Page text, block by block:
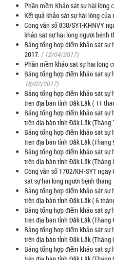
Phần mềm Khảo sát sự hài lòng
Kết quả khảo sát sự hài lòng
Công văn số 838/SYT-KHNVY
khảo sát sự hài lòng người bệnh
Bảng tổng hợp điểm khảo sát
2017. ( 12/04/2017)
Phần mềm khảo sát sự hài lòng
Bảng tổng hợp điểm khảo sát
18/02/2017)
Bảng tổng hợp điểm khảo sát sự
trên địa bàn tỉnh Đắk Lắk ( 11
Bảng tổng hợp điểm khảo sát sự
trên địa bàn tỉnh Đắk Lắk (Tháng
Bảng tổng hợp điểm khảo sát sự
trên địa bàn tỉnh Đắk Lắk (Tháng
Bảng tổng hợp điểm khảo sát sự
trên địa bàn tỉnh Đắk Lắk (Tháng
Công văn số 1702/KH-SYT
sát sự hài lòng người bệnh tháng
Bảng tổng hợp điểm khảo sát sự
trên địa bàn tỉnh Đắk Lắk ( 6
Bảng tổng hợp điểm khảo sát sự
trên địa bàn tỉnh Đắk Lắk (Tháng
Bảng tổng hợp điểm khảo sát sự
trên địa bàn tỉnh Đắk Lắk (Tháng
Bảng tổng hợp điểm khảo sát sự